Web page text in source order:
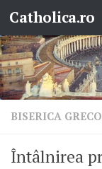
Skip to content
Catholica.ro
BISERICA
Întâlnirea